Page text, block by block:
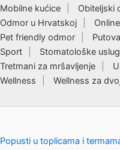
Mobilne kućice
Obiteljski
Odmor u Hrvatskoj
Pet friendly odmor
Sport
Stomatološke
Tretmani za mršavljenje
Wellness
Wellness za
Popusti u toplicama i